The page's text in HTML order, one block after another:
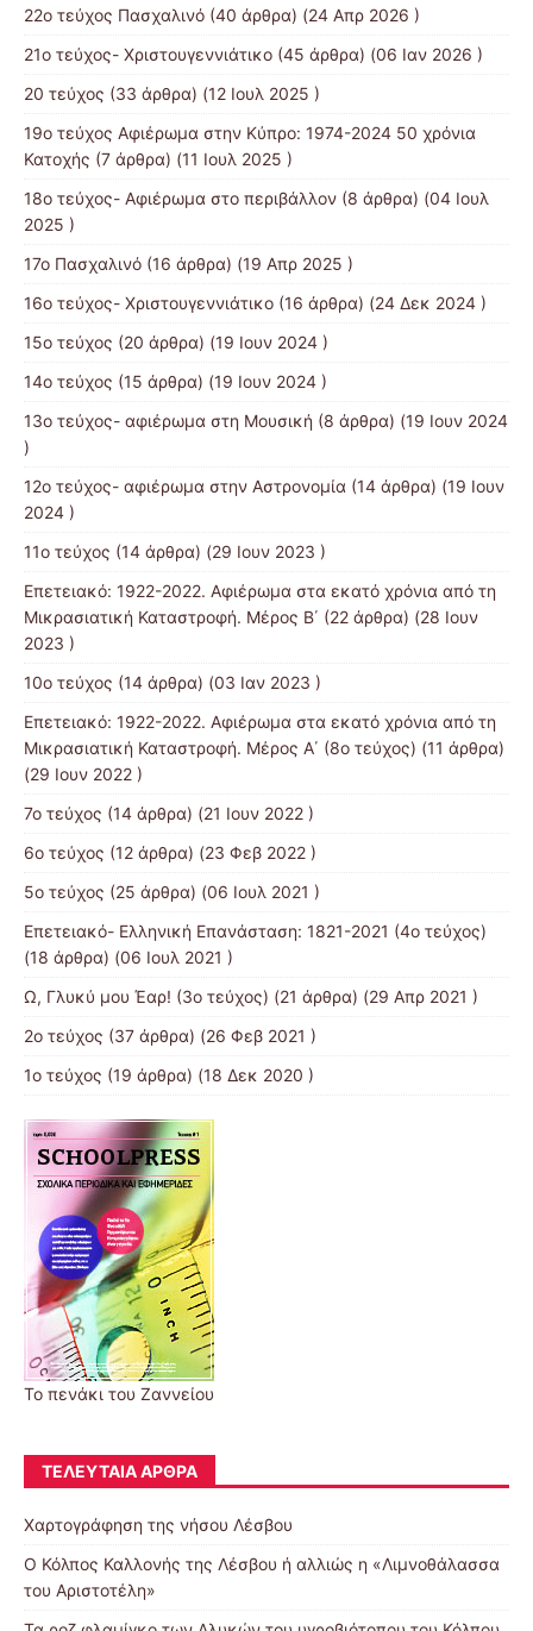
22ο τεύχος Πασχαλινό (40 άρθρα) (24 Απρ 2026 )
21ο τεύχος- Χριστουγεννιάτικο (45 άρθρα) (06 Ιαν 2026 )
20 τεύχος (33 άρθρα) (12 Ιουλ 2025 )
19o τεύχος Αφιέρωμα στην Κύπρο: 1974-2024 50 χρόνια
Κατοχής (7 άρθρα) (11 Ιουλ 2025 )
18ο τεύχος- Αφιέρωμα στο περιβάλλον (8 άρθρα) (04 Ιουλ
2025 )
17ο Πασχαλινό (16 άρθρα) (19 Απρ 2025 )
16ο τεύχος- Χριστουγεννιάτικο (16 άρθρα) (24 Δεκ 2024 )
15ο τεύχος (20 άρθρα) (19 Ιουν 2024 )
14ο τεύχος (15 άρθρα) (19 Ιουν 2024 )
13o τεύχος- αφιέρωμα στη Μουσική (8 άρθρα) (19 Ιουν 2024
)
12o τεύχος- αφιέρωμα στην Αστρονομία (14 άρθρα) (19 Ιουν
2024 )
11ο τεύχος (14 άρθρα) (29 Ιουν 2023 )
Επετειακό: 1922-2022. Αφιέρωμα στα εκατό χρόνια από τη
Μικρασιατική Καταστροφή. Μέρος B΄ (22 άρθρα) (28 Ιουν
2023 )
10ο τεύχος (14 άρθρα) (03 Ιαν 2023 )
Επετειακό: 1922-2022. Αφιέρωμα στα εκατό χρόνια από τη
Μικρασιατική Καταστροφή. Μέρος Α΄ (8ο τεύχος) (11 άρθρα)
(29 Ιουν 2022 )
7o τεύχος (14 άρθρα) (21 Ιουν 2022 )
6ο τεύχος (12 άρθρα) (23 Φεβ 2022 )
5ο τεύχος (25 άρθρα) (06 Ιουλ 2021 )
Επετειακό- Ελληνική Επανάσταση: 1821-2021 (4ο τεύχος)
(18 άρθρα) (06 Ιουλ 2021 )
Ω, Γλυκύ μου Έαρ! (3ο τεύχος) (21 άρθρα) (29 Απρ 2021 )
2o τεύχος (37 άρθρα) (26 Φεβ 2021 )
1ο τεύχος (19 άρθρα) (18 Δεκ 2020 )
Το πενάκι του Ζαννείου
ΤΕΛΕΥΤΑΊΑ ΆΡΘΡΑ
Χαρτογράφηση της νήσου Λέσβου
Ο Κόλπος Καλλονής της Λέσβου ή αλλιώς η «Λιμνοθάλασσα
του Αριστοτέλη»